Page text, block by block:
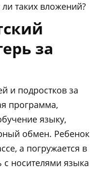
таких вложений?
за
и подростков за
программа,
языку,
обмен. Ребенок
а погружается в
носителями языка